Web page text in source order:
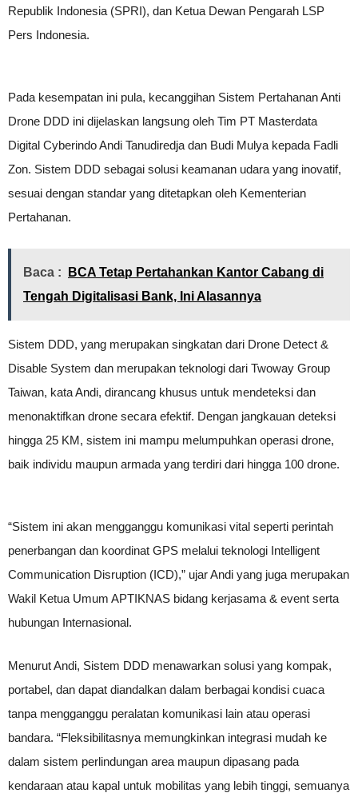
Republik Indonesia (SPRI), dan Ketua Dewan Pengarah LSP
Pers Indonesia.
Pada kesempatan ini pula, kecanggihan Sistem Pertahanan Anti
Drone DDD ini dijelaskan langsung oleh Tim PT Masterdata
Digital Cyberindo Andi Tanudiredja dan Budi Mulya kepada Fadli
Zon. Sistem DDD sebagai solusi keamanan udara yang inovatif,
sesuai dengan standar yang ditetapkan oleh Kementerian
Pertahanan.
Baca :
BCA Tetap Pertahankan Kantor Cabang di
Tengah Digitalisasi Bank, Ini Alasannya
Sistem DDD, yang merupakan singkatan dari Drone Detect &
Disable System dan merupakan teknologi dari Twoway Group
Taiwan, kata Andi, dirancang khusus untuk mendeteksi dan
menonaktifkan drone secara efektif. Dengan jangkauan deteksi
hingga 25 KM, sistem ini mampu melumpuhkan operasi drone,
baik individu maupun armada yang terdiri dari hingga 100 drone.
“Sistem ini akan mengganggu komunikasi vital seperti perintah
penerbangan dan koordinat GPS melalui teknologi Intelligent
Communication Disruption (ICD),” ujar Andi yang juga merupakan
Wakil Ketua Umum APTIKNAS bidang kerjasama & event serta
hubungan Internasional.
Menurut Andi, Sistem DDD menawarkan solusi yang kompak,
portabel, dan dapat diandalkan dalam berbagai kondisi cuaca
tanpa mengganggu peralatan komunikasi lain atau operasi
bandara. “Fleksibilitasnya memungkinkan integrasi mudah ke
dalam sistem perlindungan area maupun dipasang pada
kendaraan atau kapal untuk mobilitas yang lebih tinggi, semuanya